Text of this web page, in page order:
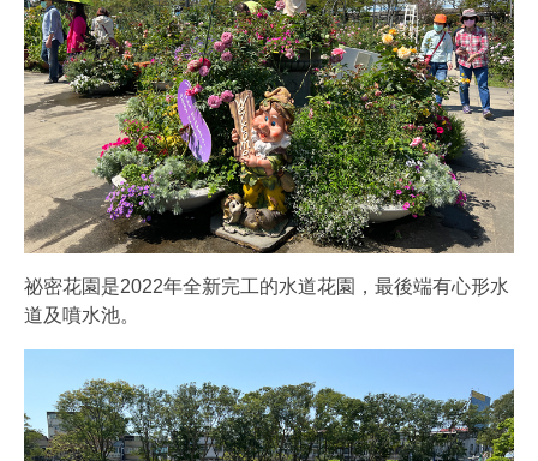
祕密花園是2022年全新完工的水道花園，最後端有心形水
道及噴水池。